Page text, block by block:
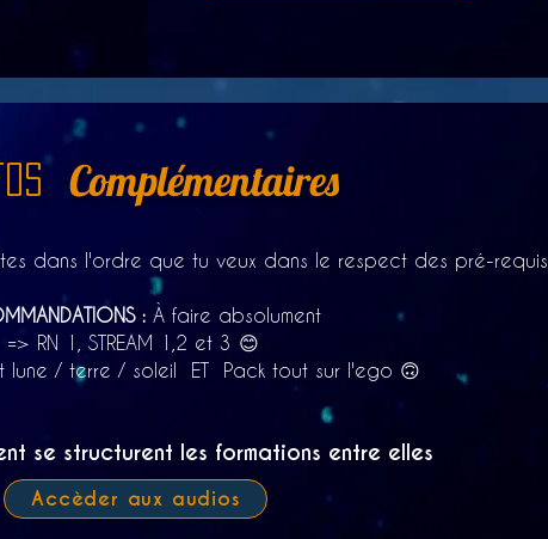
Complémentaires
dans l'ordre que tu veux dans le respect des pré-requis.
: À faire absolument
=> RN 1, STREAM 1,2 et 3 😊
lune / terre / soleil ET Pack tout sur l'ego 🙃
se structurent les formations entre elles
Accèder aux audios